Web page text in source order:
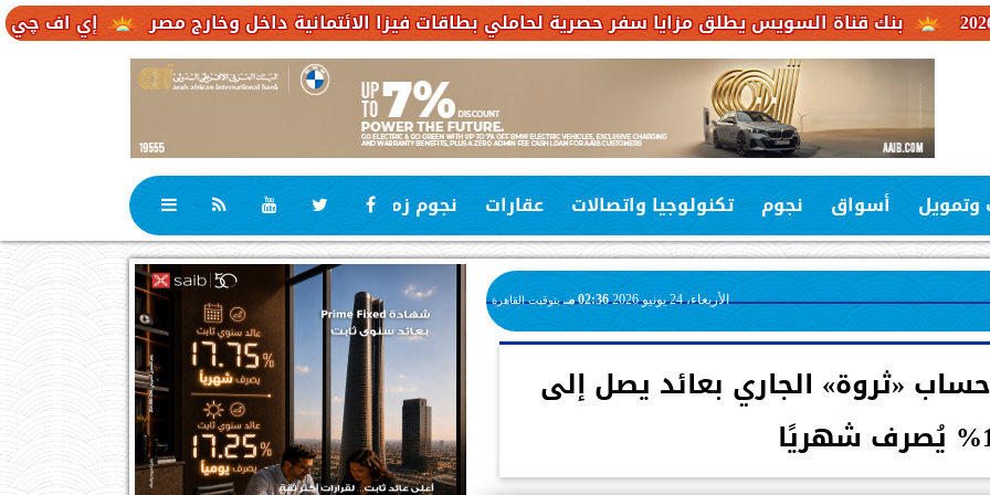
إي اف چي فاينانس قناة السويس يطلق مزايا سفر حصرية لحاملي بطاقات فيزا الائتمانية داخل وخارج مصر
وتمويل أسواق نجوم تكنولوجيا واتصالات عقارات نجوم زمان رياضة
الأربعاء، 24 يونيو 2026 02:36 مـ بتوقيت القاهرة
حساب «ثروة» الجاري بعائد يصل إلى